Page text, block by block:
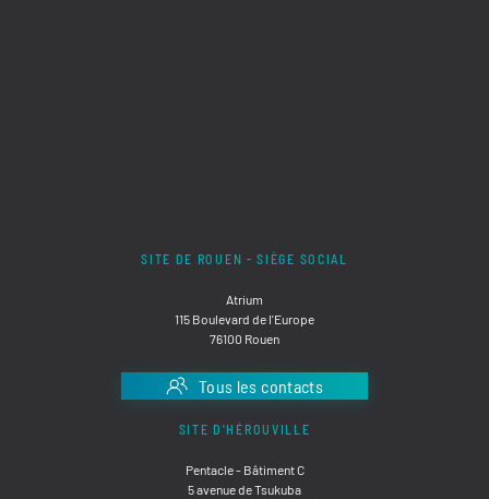
SITE DE ROUEN - SIÈGE SOCIAL
Atrium
115 Boulevard de l'Europe
76100 Rouen
Tous les contacts
SITE D'HÉROUVILLE
Pentacle - Bâtiment C
5 avenue de Tsukuba